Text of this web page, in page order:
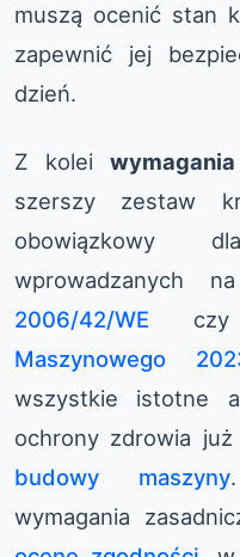
muszą ocenić stan
zapewnić jej
dzień.
Z kolei
szerszy zestaw
obowiązkowy
wprowadzanych
2006/42/WE czy
Maszynowego
wszystkie istotne
ochrony zdrowia
budowy maszyny
wymagania